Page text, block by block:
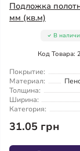
Подложка
мм (кв.м)
В
Код Товара:
Покрытие:
Материал:
Толщина:
Ширина:
Категория:
31.05 грн